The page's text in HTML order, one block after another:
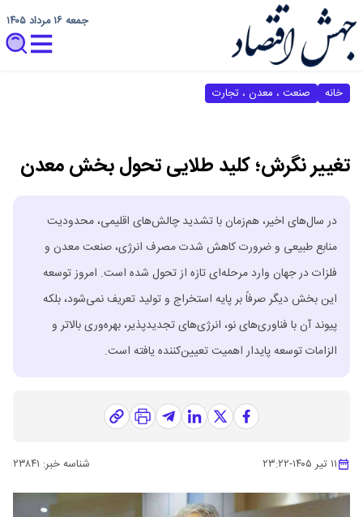
جمعه ۱۶ مرداد ۱۴۰۵
خانه صنعت ، معدن ، تجارت
تغییر نگرش؛ کلید طلایی تحول بخش معدن
در سال‌های اخیر، هم‌زمان با تشدید چالش‌های اقلیمی، محدودیت
منابع طبیعی و ضرورت کاهش شدت مصرف انرژی، صنعت معدن و
فلزات در جهان وارد مرحله‌ای تازه از تحول شده است. امروز توسعه
این بخش دیگر صرفاً بر پایه استخراج و تولید تعریف نمی‌شود، بلکه
پیوند آن با فناوری‌های نو، انرژی‌های تجدیدپذیر، بهره‌وری بالاتر و
الزامات توسعه پایدار اهمیت تعیین‌کننده یافته است.
۱۱ تیر ۱۴۰۵ -۲۳:۲۲ شناسه خبر: ۲۳۸۴۱